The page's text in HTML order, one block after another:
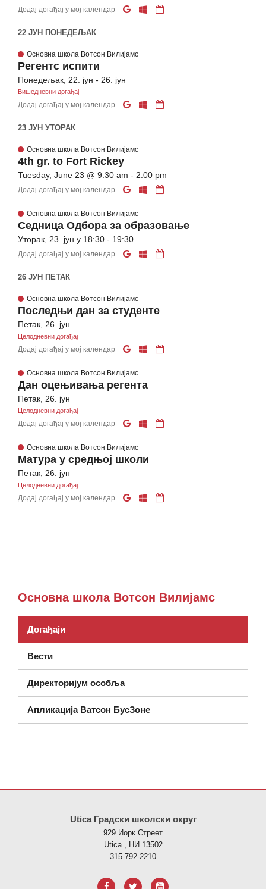
Додај догађај у мој календар
22 ЈУН ПОНЕДЕЉАК
Основна школа Вотсон Вилијамс
Регентс испити
Понедељак, 22. јун - 26. јун
Вишедневни догађај
Додај догађај у мој календар
23 ЈУН УТОРАК
Основна школа Вотсон Вилијамс
4th gr. to Fort Rickey
Tuesday, June 23 @ 9:30 am - 2:00 pm
Додај догађај у мој календар
Основна школа Вотсон Вилијамс
Седница Одбора за образовање
Уторак, 23. јун у 18:30 - 19:30
Додај догађај у мој календар
26 ЈУН ПЕТАК
Основна школа Вотсон Вилијамс
Последњи дан за студенте
Петак, 26. јун
Целодневни догађај
Додај догађај у мој календар
Основна школа Вотсон Вилијамс
Дан оцењивања регента
Петак, 26. јун
Целодневни догађај
Додај догађај у мој календар
Основна школа Вотсон Вилијамс
Матура у средњој школи
Петак, 26. јун
Целодневни догађај
Додај догађај у мој календар
Основна школа Вотсон Вилијамс
Догађаји
Вести
Директоријум особља
Апликација Ватсон БусЗоне
Utica Градски школски округ
929 Иорк Стреет
Utica , НИ 13502
315-792-2210